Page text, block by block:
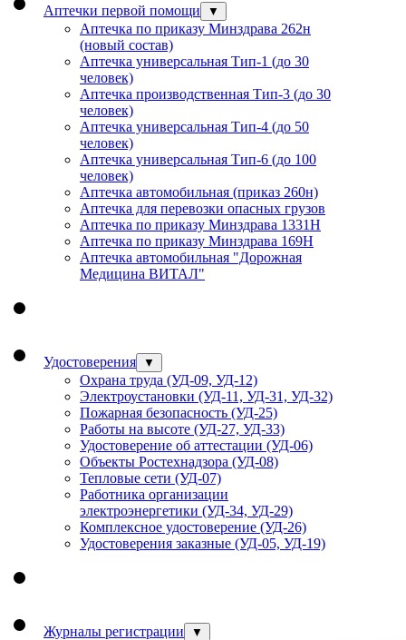
Аптечки первой помощи ▼
Аптечка по приказу Минздрава 262н
(новый состав)
Аптечка универсальная Тип-1 (до 30
человек)
Аптечка производственная Тип-3 (до 30
человек)
Аптечка универсальная Тип-4 (до 50
человек)
Аптечка универсальная Тип-6 (до 100
человек)
Аптечка автомобильная (приказ 260н)
Аптечка для перевозки опасных грузов
Аптечка по приказу Минздрава 1331Н
Аптечка по приказу Минздрава 169Н
Аптечка автомобильная "Дорожная
Медицина ВИТАЛ"
Удостоверения ▼
Охрана труда (УД-09, УД-12)
Электроустановки (УД-11, УД-31, УД-32)
Пожарная безопасность (УД-25)
Работы на высоте (УД-27, УД-33)
Удостоверение об аттестации (УД-06)
Объекты Ростехнадзора (УД-08)
Тепловые сети (УД-07)
Работника организации
электроэнергетики (УД-34, УД-29)
Комплексное удостоверение (УД-26)
Удостоверения заказные (УД-05, УД-19)
Журналы регистрации ▼